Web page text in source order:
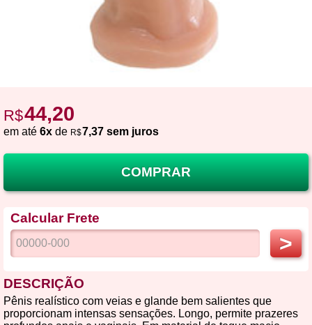
R$44,20
em até 6x de R$7,37 sem juros
COMPRAR
Calcular Frete
>
DESCRIÇÃO
Pênis realístico com veias e glande bem salientes que
proporcionam intensas sensações. Longo, permite prazeres